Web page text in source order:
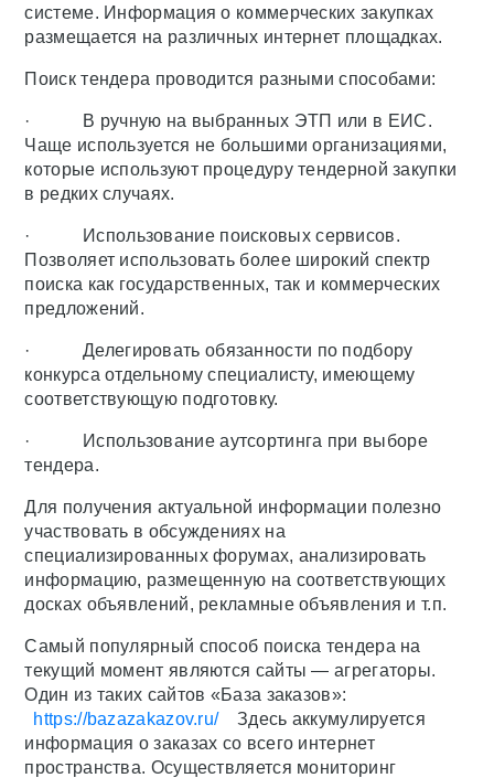
системе. Информация о коммерческих закупках
размещается на различных интернет площадках.
Поиск тендера проводится разными способами:
· В ручную на выбранных ЭТП или в ЕИС.
Чаще используется не большими организациями,
которые используют процедуру тендерной закупки
в редких случаях.
· Использование поисковых сервисов.
Позволяет использовать более широкий спектр
поиска как государственных, так и коммерческих
предложений.
· Делегировать обязанности по подбору
конкурса отдельному специалисту, имеющему
соответствующую подготовку.
· Использование аутсортинга при выборе
тендера.
Для получения актуальной информации полезно
участвовать в обсуждениях на
специализированных форумах, анализировать
информацию, размещенную на соответствующих
досках объявлений, рекламные объявления и т.п.
Самый популярный способ поиска тендера на
текущий момент являются сайты — агрегаторы.
Один из таких сайтов «База заказов»:
https://bazazakazov.ru/
Здесь аккумулируется
информация о заказах со всего интернет
пространства. Осуществляется мониторинг